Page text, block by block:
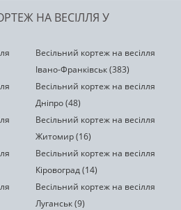
НА ВЕСІЛЛЯ У
Весільний кортеж на весілля
Івано-Франківськ (383)
Весільний кортеж на весілля
Дніпро (48)
Весільний кортеж на весілля
Житомир (16)
Весільний кортеж на весілля
Кіровоград (14)
Весільний кортеж на весілля
Луганськ (9)